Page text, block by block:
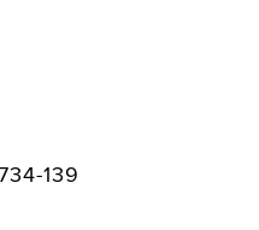
139